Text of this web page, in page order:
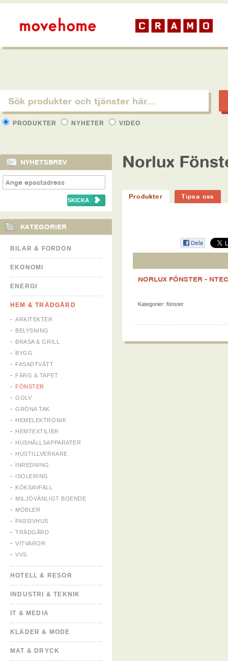
PRODUKTER NYHETER VIDEO
NYHETSBREV
KATEGORIER
BILAR & FORDON
EKONOMI
ENERGI
HEM & TRÄDGÅRD
ARKITEKTER
BELYSNING
BRASA & GRILL
BYGG
FASADTVÄTT
FÄRG & TAPET
FÖNSTER
GOLV
GRÖNA TAK
HEMELEKTRONIK
HEMTEXTILIER
HUSHÅLLSAPPARATER
HUSTILLVERKARE
INREDNING
ISOLERING
KÖKSAVFALL
MILJÖVÄNLIGT BOENDE
MÖBLER
PASSIVHUS
TRÄDGÅRD
VITVAROR
VVS
HOTELL & RESOR
INDUSTRI & TEKNIK
IT & MEDIA
KLÄDER & MODE
MAT & DRYCK
Norlux
Produkter Tipsa oss
NORLUX FÖNSTER -
Kategorier: fönster